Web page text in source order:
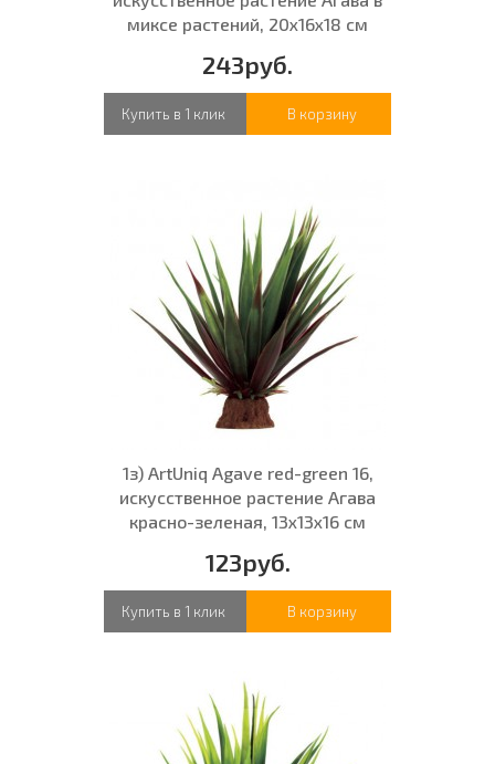
миксе растений, 20x16x18 см
243руб.
Купить в 1 клик В корзину
1з) ArtUniq Agave red-green 16,
искусственное растение Агава
красно-зеленая, 13x13x16 см
123руб.
Купить в 1 клик В корзину